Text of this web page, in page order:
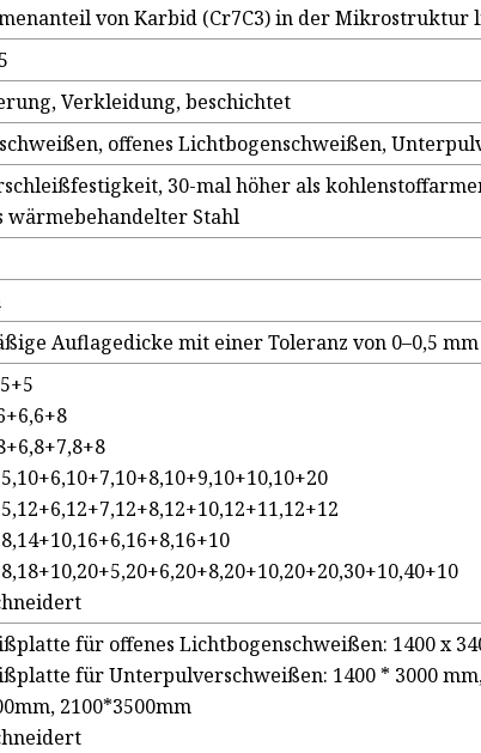
von Karbid (Cr7C3) in der Mikrostruktur
Verkleidung, beschichtet
offenes Lichtbogenschweißen,
30-mal höher als
wärmebehandelter Stahl
Auflagedicke mit einer Toleranz von 0–0,5 mm
für offenes Lichtbogenschweißen: 1400 x
für Unterpulverschweißen: 1400 * 3000
2100*3500mm